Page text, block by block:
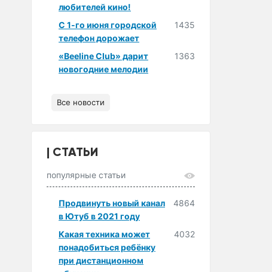
любителей кино!
С 1-го июня городской
телефон дорожает
1435
«Beeline Club» дарит
новогодние мелодии
1363
Все новости
СТАТЬИ
популярные статьи
Продвинуть новый канал
в Ютуб в 2021 году
4864
Какая техника может
понадобиться ребёнку
при дистанционном
4032